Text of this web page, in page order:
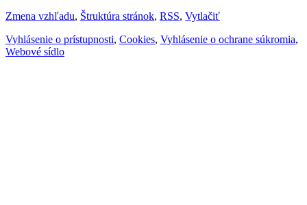
Zmena vzhľadu, Štruktúra stránok, RSS, Vytlačiť
Vyhlásenie o prístupnosti, Cookies, Vyhlásenie o ochrane súkromia,
Webové sídlo